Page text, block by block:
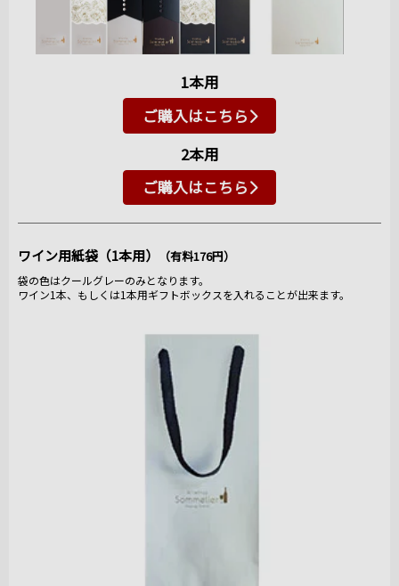
1本用
ご購入はこちら
2本用
ご購入はこちら
ワイン用紙袋（1本用） （有料176円）
袋の色はクールグレーのみとなります。
ワイン1本、もしくは1本用ギフトボックスを入れることが出来ます。